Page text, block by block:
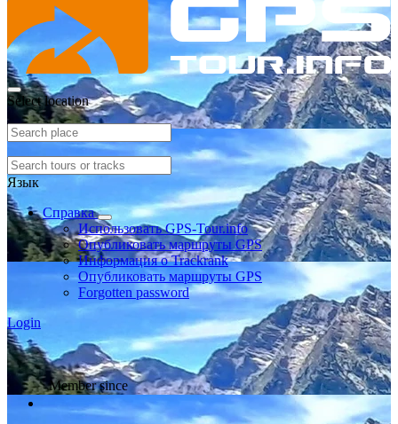
Select location
Язык
Справка
Использовать GPS-Tour.info
Опубликовать маршруты GPS
Информация о Trackrank
Опубликовать маршруты GPS
Forgotten password
Login
Member since